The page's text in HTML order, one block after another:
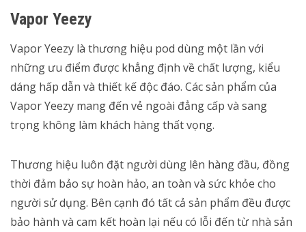
Vapor Yeezy
Vapor Yeezy là thương hiệu pod dùng một lần với
những ưu điểm được khẳng định về chất lượng, kiểu
dáng hấp dẫn và thiết kế độc đáo. Các sản phẩm của
Vapor Yeezy mang đến vẻ ngoài đẳng cấp và sang
trọng không làm khách hàng thất vọng.
Thương hiệu luôn đặt người dùng lên hàng đầu, đồng
thời đảm bảo sự hoàn hảo, an toàn và sức khỏe cho
người sử dụng. Bên cạnh đó tất cả sản phẩm đều được
bảo hành và cam kết hoàn lại nếu có lỗi đến từ nhà sản